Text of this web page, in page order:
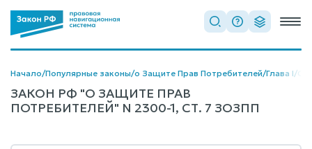
Начало/Популярные законы/о Защите Прав Потребителей/Глава I/
ЗАКОН РФ "О ЗАЩИТЕ ПРАВ
ПОТРЕБИТЕЛЕЙ" N 2300-1, СТ. 7 ЗОЗПП